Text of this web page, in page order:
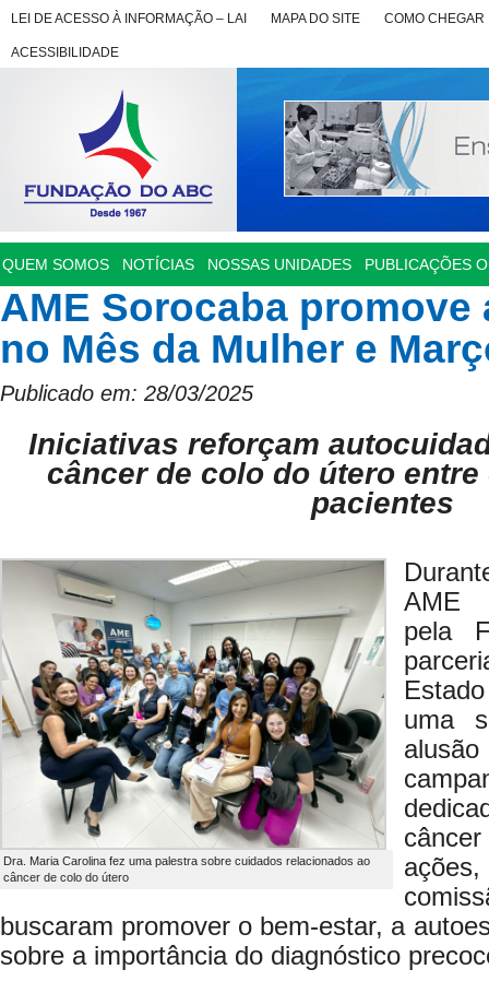
LEI DE ACESSO À INFORMAÇÃO – LAI MAPA DO SITE COMO CHEGAR
ACESSIBILIDADE
QUEM SOMOS NOTÍCIAS NOSSAS UNIDADES PUBLICAÇÕES
AME Sorocaba
no Mês da Mulher e
Publicado em: 28/03/2025
Iniciativas reforçam
câncer de colo do útero
pacientes
Dra. Maria Carolina fez uma palestra sobre cuidados relacionados ao
câncer de colo do útero
AME
pela
uma
buscaram promover o bem-estar, a
sobre a importância do diagnóstico